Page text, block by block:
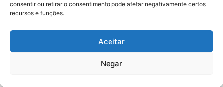
consentir ou retirar o consentimento pode afetar negativamente certos
recursos e funções.
Aceitar
Negar
Eleições 2026: procuradores e
promotores eleitorais realizam
reunião de alinhamento no RN